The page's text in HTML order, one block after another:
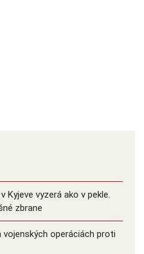
vyzerá ako v pekle.
zbrane
operáciách proti